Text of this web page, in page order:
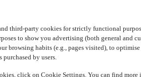
third-party cookies for strictly functional
to show you advertising (both general and
browsing habits (e.g., pages visited), to
purchased by users.
click on Cookie Settings. You can find